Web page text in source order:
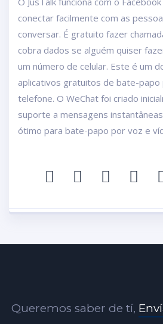
conectar facilmente com as
conversar. É gratuito fazer
cobra dados se alguém quiser
um número de celular. Este é um
aplicativos gratuitos de bate-
telefone. O WeChat foi criado
suporte a mensagens
ótimo para bate-papo por voz e
Queremos saber de tí,